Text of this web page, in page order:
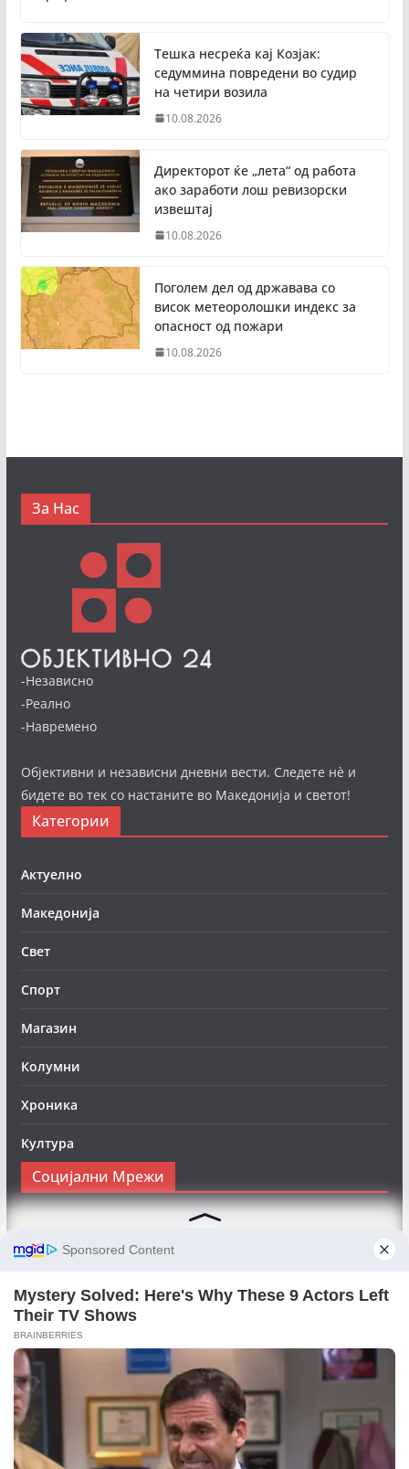
Тешка несреќа кај Козјак:
седуммина повредени во судир
на четири возила
10.08.2026
Директорот ќе „лета“ од работа
ако заработи лош ревизорски
извештај
10.08.2026
Поголем дел од државава со
висок метеоролошки индекс за
опасност од пожари
10.08.2026
За Нас
-Независно
-Реално
-Навремено
Објективни и независни дневни вести. Следете нè и
бидете во тек со настаните во Македонија и светот!
Категории
Актуелно
Македонија
Свет
Спорт
Магазин
Колумни
Хроника
Култура
Социјални Мрежи
Следете нè на Фејсбук за да сте во тек со најновите